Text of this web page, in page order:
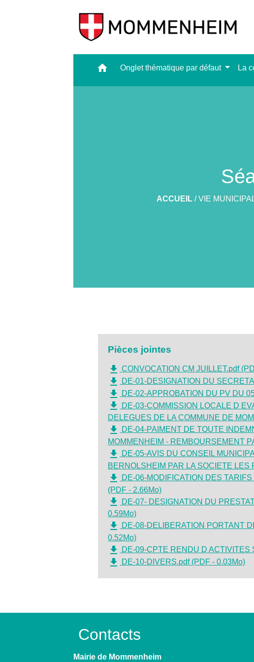
home Onglet thématique par défaut La
ACCUEIL /VIE
Pièces jointes
file_download CONVOCATION CM JUILLET.pdf
file_download DE-01-DESIGNATION DU
file_download DE-02-APPROBATION DU PV DU
file_download DE-03-COMMISSION LOCALE D
DELEGUES DE LA COMMUNE DE
file_download DE-04-PAIMENT DE TOUTE
MOMMENHEIM - REMBOURSEMENT
file_download DE-05-AVIS DU CONSEIL
BERNOLSHEIM PAR LA SOCIETE
file_download DE-06-MODIFICATION DES
(PDF - 2.66Mo)
file_download DE-07- DESIGNATION DU
0.59Mo)
file_download DE-08-DELIBERATION PORTANT
0.52Mo)
file_download DE-09-CPTE RENDU D
file_download DE-10-DIVERS.pdf (PDF - 0.03Mo)
Contacts
Mairie de Mommenheim